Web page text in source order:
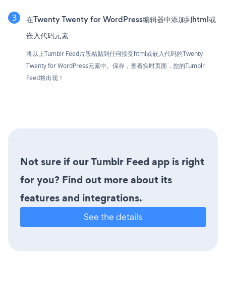
在Twenty Twenty for WordPress编辑器中添加到html或
嵌入代码元素
将以上Tumblr Feed片段粘贴到任何接受html或嵌入代码的Twenty
Twenty for WordPress元素中。保存，查看实时页面，您的Tumblr
Feed将出现！
Not sure if our Tumblr Feed app is right
for you? Find out more about its
features and integrations.
See the details